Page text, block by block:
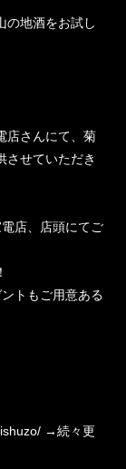
の地酒をお試し
店さんにて、菊
させていただき
店、店頭にてご
トもご用意ある
→続々更